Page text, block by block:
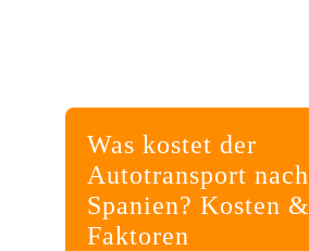
Was kostet der
Autotransport nach
Spanien? Kosten &
Faktoren